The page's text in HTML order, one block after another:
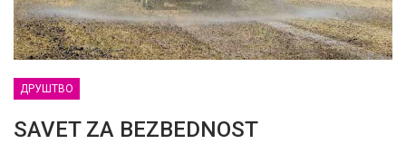
ДРУШТВО
SAVET ZA BEZBEDNOST